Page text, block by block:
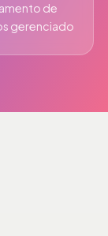
de
gerenciado